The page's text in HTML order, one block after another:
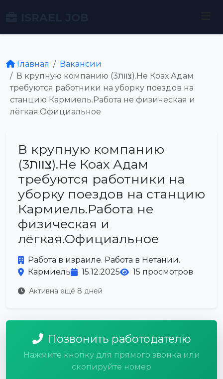
Главная
Вакансии
В крупную компанию (צוות3).Не Коах Адам
требуются работники на уборку поездов на
станцию Кармиель.Работа не физическая и
лёгкая.Официальное
В крупную компанию
(צוות3).Не Коах Адам
требуются работники на
уборку поездов на станцию
Кармиель.Работа не
физическая и
лёгкая.Официальное
Работа в израиле. Работа в Нетании.
Кармиель
15.12.2025 15 просмотров
Активна ещё 8 дней
Позвонить работодателю
Нажмите кнопку для прямого звонка или
скопируйте номер